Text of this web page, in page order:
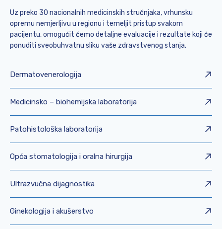
Uz preko 30 nacionalnih medicinskih stručnjaka, vrhunsku
opremu nemjerljivu u regionu i temeljit pristup svakom
pacijentu, omogućit ćemo detaljne evaluacije i rezultate koji će
ponuditi sveobuhvatnu sliku vaše zdravstvenog stanja.
Dermatovenerologija
Medicinsko – biohemijska laboratorija
Patohistološka laboratorija
Opća stomatologija i oralna hirurgija
Ultrazvučna dijagnostika
Ginekologija i akušerstvo